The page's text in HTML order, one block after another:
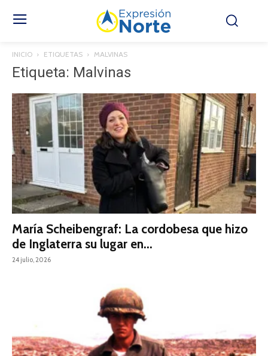
INICIO ETIQUETAS MALVINAS
Etiqueta: Malvinas
María Scheibengraf: La cordobesa que hizo
de Inglaterra su lugar en...
24 julio, 2026